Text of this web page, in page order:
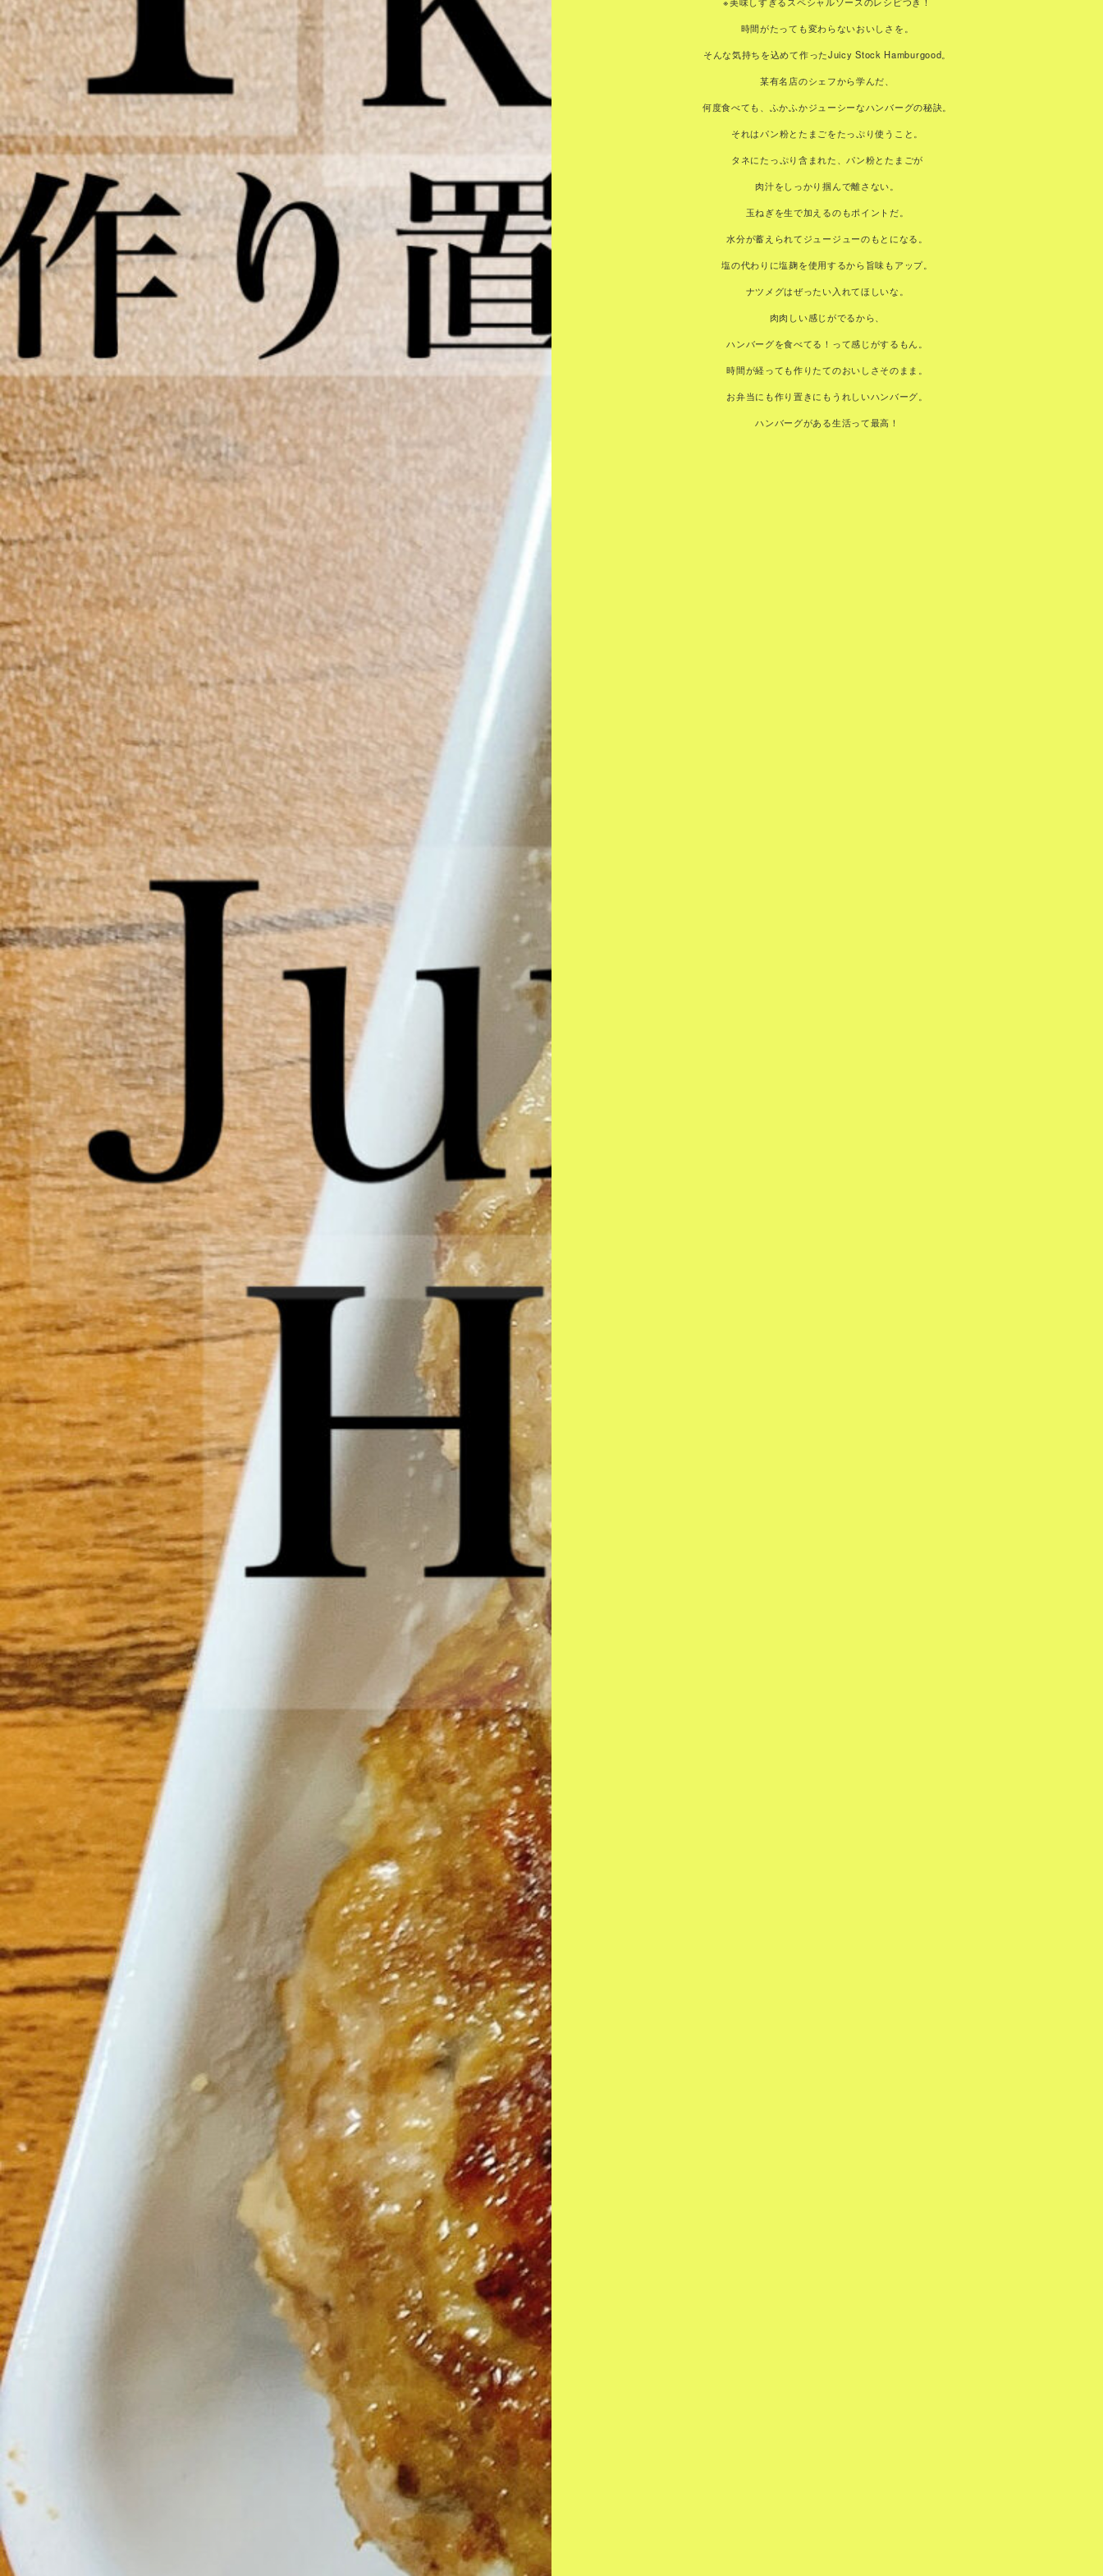
時間がたっても変わらないおいしさを。
そんな気持ちを込めて作ったJuicy Stock Hamburgood。
某有名店のシェフから学んだ、
何度食べても、ふかふかジューシーなハンバーグの秘訣。
それはパン粉とたまごをたっぷり使うこと。
タネにたっぷり含まれた、パン粉とたまごが
肉汁をしっかり掴んで離さない。
玉ねぎを生で加えるのもポイントだ。
水分が蓄えられてジュージューのもとになる。
塩の代わりに塩麹を使用するから旨味もアップ。
ナツメグはぜったい入れてほしいな。
肉肉しい感じがでるから、
ハンバーグを食べてる！って感じがするもん。
時間が経っても作りたてのおいしさそのまま。
お弁当にも作り置きにもうれしいハンバーグ。
ハンバーグがある生活って最高！